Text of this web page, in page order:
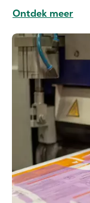
Ontdek meer